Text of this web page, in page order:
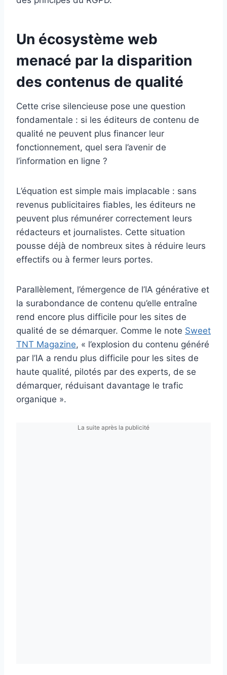
Un écosystème web
menacé par la disparition
des contenus de qualité
Cette crise silencieuse pose une question
fondamentale : si les éditeurs de contenu de
qualité ne peuvent plus financer leur
fonctionnement, quel sera l’avenir de
l’information en ligne ?
L’équation est simple mais implacable : sans
revenus publicitaires fiables, les éditeurs ne
peuvent plus rémunérer correctement leurs
rédacteurs et journalistes. Cette situation
pousse déjà de nombreux sites à réduire leurs
effectifs ou à fermer leurs portes.
Parallèlement, l’émergence de l’IA générative et
la surabondance de contenu qu’elle entraîne
rend encore plus difficile pour les sites de
qualité de se démarquer. Comme le note Sweet
TNT Magazine, « l’explosion du contenu généré
par l’IA a rendu plus difficile pour les sites de
haute qualité, pilotés par des experts, de se
démarquer, réduisant davantage le trafic
organique ».
La suite après la publicité